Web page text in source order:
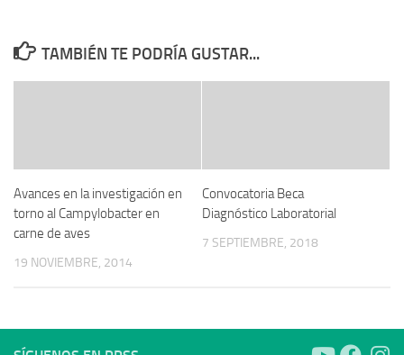
TAMBIÉN TE PODRÍA GUSTAR...
Avances en la investigación en
torno al Campylobacter en
carne de aves
19 NOVIEMBRE, 2014
Convocatoria Beca
Diagnóstico Laboratorial
7 SEPTIEMBRE, 2018